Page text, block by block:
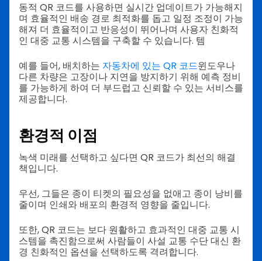
동적 QR 코드를 사용하면 실시간 업데이트가 가능해지
며 효율적인 배송 경로 최적화를 돕고 일정 조정이 가능
해져 더 효율적이고 반응성이 뛰어나며 사용자 친화적
인 대중 교통 시스템을 구축할 수 있습니다. 템
예를 들어, 배치하는 자동차에 있는 QR 코드윈도우나
다른 차량은 고장이나 지연을 방지하기 위해 예측 정비
를 가능하게 하여 더 부드럽고 신뢰할 수 있는 서비스를
제공합니다.
환경적 이점
녹색 미래를 선택하고 싶다면 QR 코드가 최선의 해결
책입니다.
우선, 그들은 종이 티켓의 필요성을 없애고 종이 낭비를
줄이며 인쇄와 배포의 환경적 영향을 줄입니다.
또한, QR 코드는 보다 원활하고 효과적인 대중 교통 시
스템을 촉진함으로써 사람들이 사설 교통 수단 대신 환
경 친화적인 옵션을 선택하도록 격려합니다.